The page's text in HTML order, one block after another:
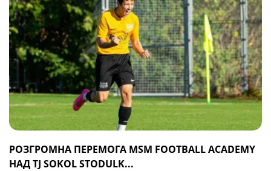
РОЗГРОМНА ПЕРЕМОГА MSM FOOTBALL ACADEMY
НАД TJ SOKOL STODULK...